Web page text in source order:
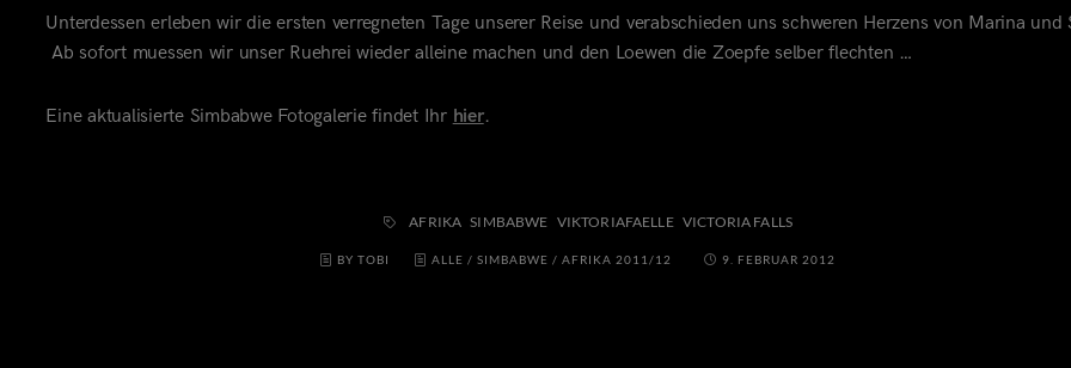
Unterdessen erleben wir die ersten verregneten Tage unserer Reise und verabschieden uns schweren Herzens von Marina und
Ab sofort muessen wir unser Ruehrei wieder alleine machen und den Loewen die Zoepfe selber flechten …
Eine aktualisierte Simbabwe Fotogalerie findet Ihr hier.
AFRIKA SIMBABWE VIKTORIAFAELLE VICTORIA FALLS
BY TOBI ALLE / SIMBABWE / AFRIKA 2011/12 9. FEBRUAR 2012